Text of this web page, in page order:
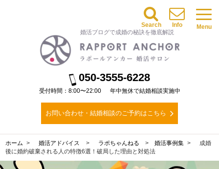
婚活ブログで成婚の秘訣を徹底解説
050-3555-6228
受付時間：8:00〜22:00 年中無休で結婚相談実施中
お問い合わせ・結婚相談のご予約はこちら
Menu
Info
Search
ホーム 婚活アドバイス ラポちゃんねる >婚活事例集
成婚
後に婚約破棄される人の特徴6選！破局した理由と対処法